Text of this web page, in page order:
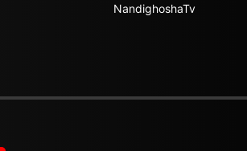
NandighoshaTv